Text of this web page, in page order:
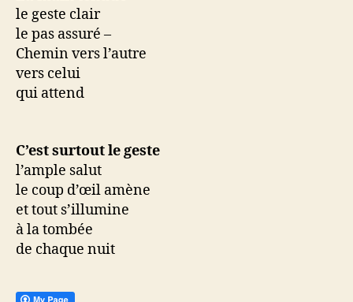
le geste clair
le pas assuré –
Chemin vers l’autre
vers celui
qui attend
C’est surtout le geste
l’ample salut
le coup d’œil amène
et tout s’illumine
à la tombée
de chaque nuit